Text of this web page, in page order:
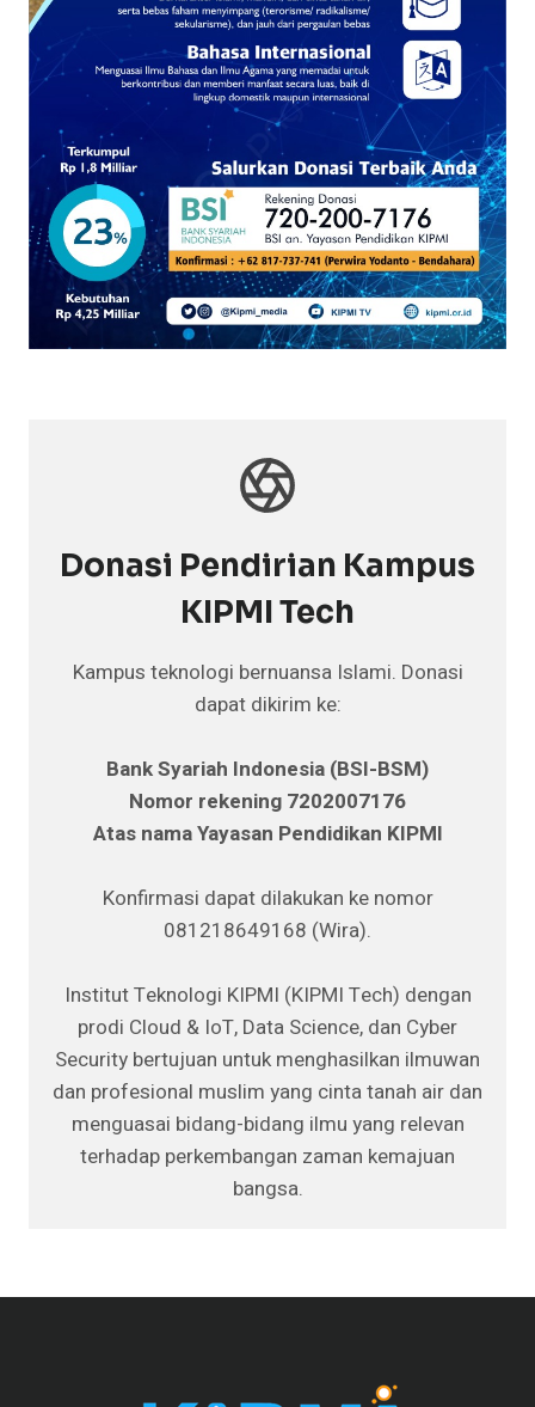
Donasi Pendirian Kampus
KIPMI Tech
Kampus teknologi bernuansa Islami. Donasi
dapat dikirim ke:
Bank Syariah Indonesia (BSI-BSM)
Nomor rekening 7202007176
Atas nama Yayasan Pendidikan KIPMI
Konfirmasi dapat dilakukan ke nomor
081218649168 (Wira).
Institut Teknologi KIPMI (KIPMI Tech) dengan
prodi Cloud & IoT, Data Science, dan Cyber
Security bertujuan untuk menghasilkan ilmuwan
dan profesional muslim yang cinta tanah air dan
menguasai bidang-bidang ilmu yang relevan
terhadap perkembangan zaman kemajuan
bangsa.